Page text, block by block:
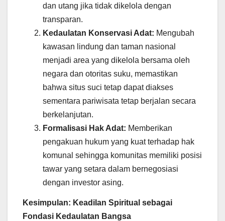
dan utang jika tidak dikelola dengan
transparan.
Kedaulatan Konservasi Adat: Mengubah
kawasan lindung dan taman nasional
menjadi area yang dikelola bersama oleh
negara dan otoritas suku, memastikan
bahwa situs suci tetap dapat diakses
sementara pariwisata tetap berjalan secara
berkelanjutan.
Formalisasi Hak Adat: Memberikan
pengakuan hukum yang kuat terhadap hak
komunal sehingga komunitas memiliki posisi
tawar yang setara dalam bernegosiasi
dengan investor asing.
Kesimpulan: Keadilan Spiritual sebagai
Fondasi Kedaulatan Bangsa